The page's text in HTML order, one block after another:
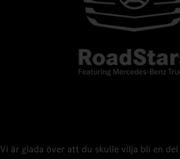
Vi är glada över att du skulle vilja bli en del